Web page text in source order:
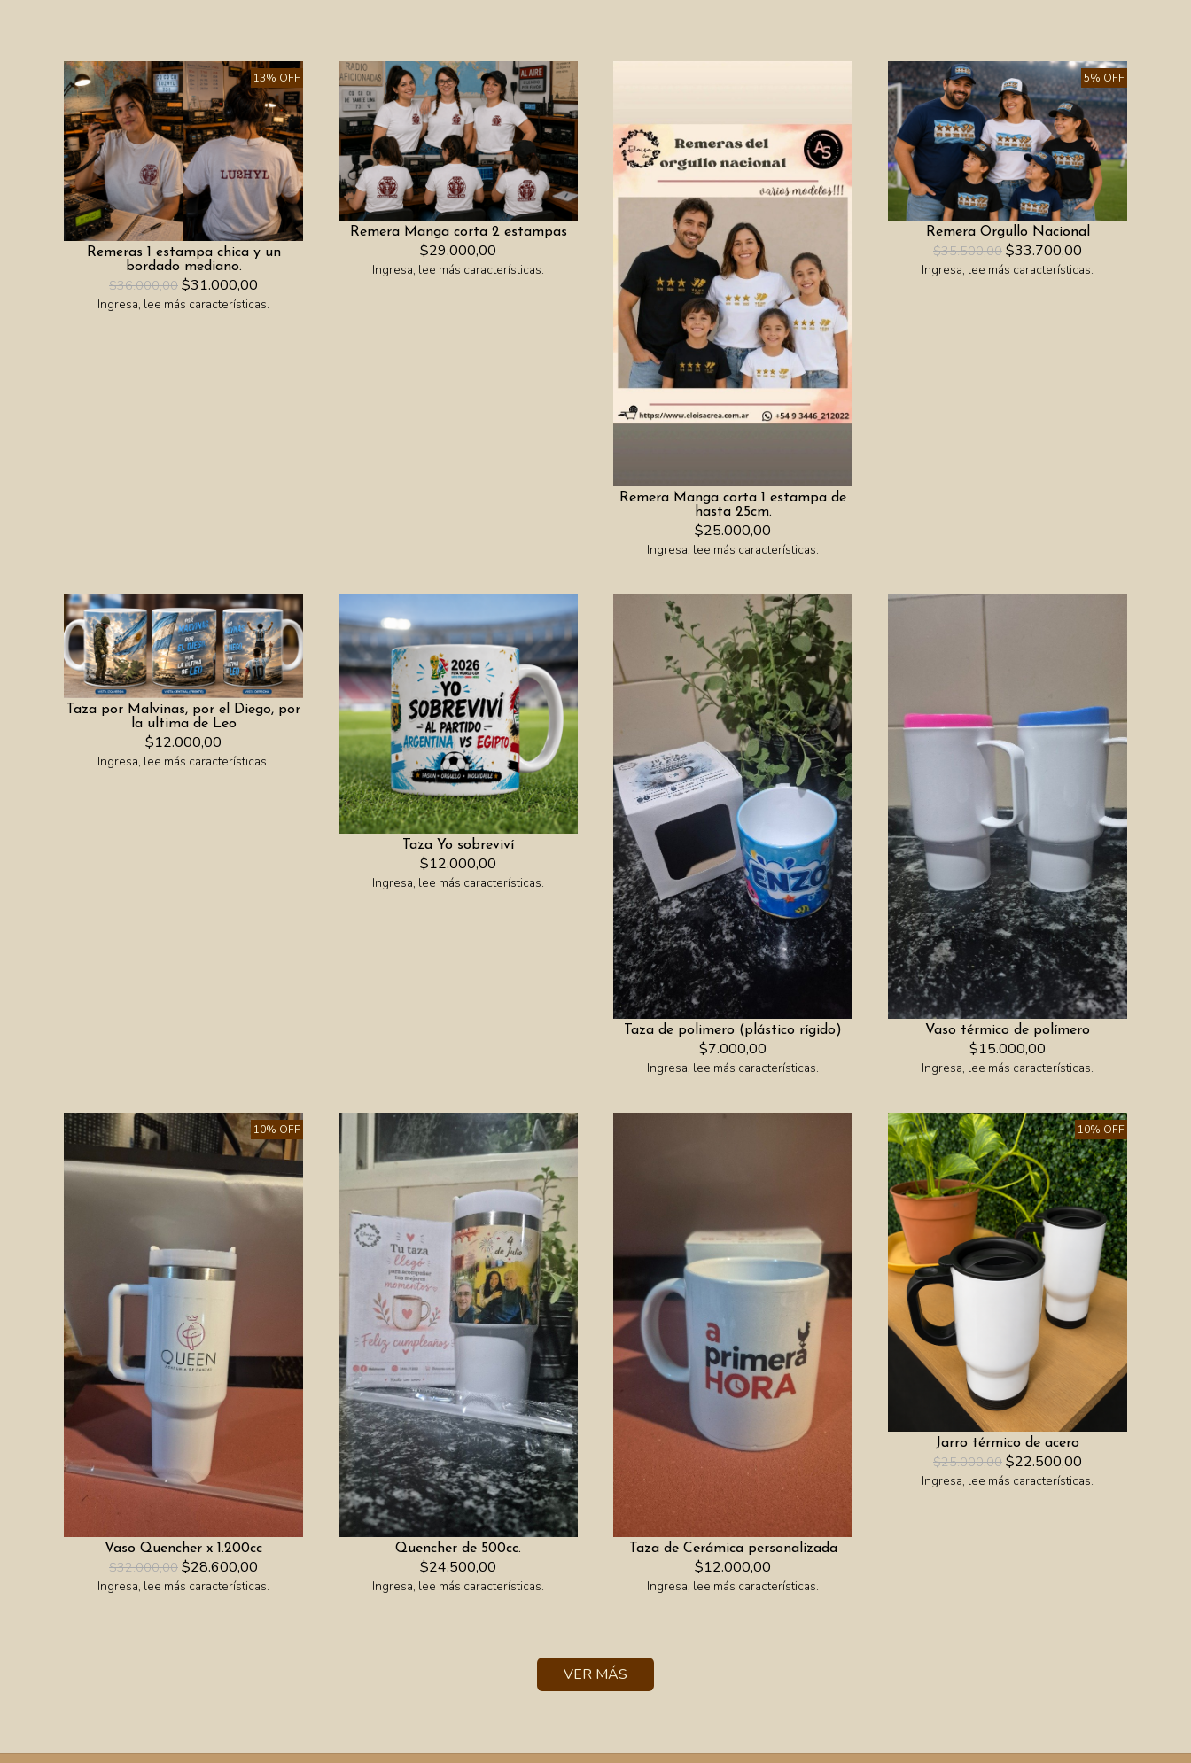
13% OFF
Remeras 1 estampa chica y un
bordado mediano.
$36.000,00 $31.000,00
Ingresa, lee más características.
Remera Manga corta 2 estampas
$29.000,00
Ingresa, lee más características.
Remera Manga corta 1 estampa de
hasta 25cm.
$25.000,00
Ingresa, lee más características.
5% OFF
Remera Orgullo Nacional
$35.500,00 $33.700,00
Ingresa, lee más características.
Taza por Malvinas, por el Diego, por
la ultima de Leo
$12.000,00
Ingresa, lee más características.
Taza Yo sobreviví
$12.000,00
Ingresa, lee más características.
Taza de polimero (plástico rígido)
$7.000,00
Ingresa, lee más características.
Vaso térmico de polímero
$15.000,00
Ingresa, lee más características.
10% OFF
Vaso Quencher x 1.200cc
$32.000,00 $28.600,00
Ingresa, lee más características.
Quencher de 500cc.
$24.500,00
Ingresa, lee más características.
Taza de Cerámica personalizada
$12.000,00
Ingresa, lee más características.
10% OFF
Jarro térmico de acero
$25.000,00 $22.500,00
Ingresa, lee más características.
VER MÁS